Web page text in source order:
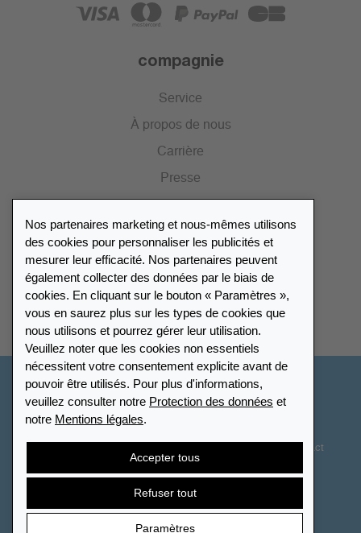
compagnie
Service
À propos de nous
Carrière
Presse
Portail des revendeurs
Répertoire des revendeurs
Trouver Leuchtturm
Nos partenaires marketing et nous-mêmes utilisons
des cookies pour personnaliser les publicités et
mesurer leur efficacité. Nos partenaires peuvent
également collecter des données par le biais de
cookies. En cliquant sur le bouton « Paramètres »,
vous en saurez plus sur les types de cookies que
nous utilisons et pourrez gérer leur utilisation.
Veuillez noter que les cookies non essentiels
nécessitent votre consentement explicite avant de
pouvoir être utilisés. Pour plus d'informations,
veuillez consulter notre Protection des données et
notre Mentions légales.
Accepter tous
Refuser tout
Paramètres
France
Paramètres des cookies
Contact
Droit de rétractation Résilier le contrat
© 2026 LEUCHTTURM. Tous droits réservés.